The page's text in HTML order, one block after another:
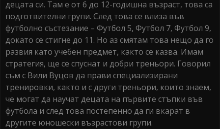
децата си. Там е от 6 до 12-годишна възраст, това са
подготвителни групи. След това се влиза във
футболно състезание – Футбол 5, Футбол 7, Футбол 9,
докато се стигне до 11. Но аз смятам това нещо да го
развия като учебен предмет, както се казва. Имам
стратегия, ще се спуснат и добри треньори. Говорил
съм с Вили Вуцов да прави специализирани
тренировки, както и с други треньори, които знаем,
че могат да научат децата на първите стъпки във
футбола и след това постепенно да ги вкарат в
другите юношески възрастови групи.